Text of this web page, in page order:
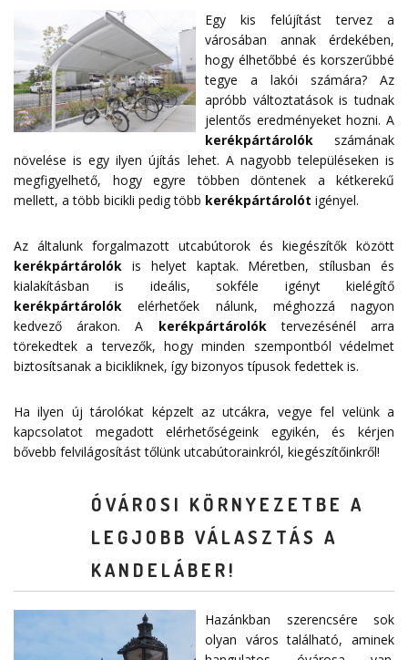
Egy kis felújítást tervez a
városában annak érdekében,
hogy élhetőbbé és korszerűbbé
tegye a lakói számára? Az
apróbb változtatások is tudnak
jelentős eredményeket hozni. A
kerékpártárolók számának
növelése is egy ilyen újítás lehet. A nagyobb településeken is
megfigyelhető, hogy egyre többen döntenek a kétkerekű
mellett, a több bicikli pedig több kerékpártárolót igényel.
Az általunk forgalmazott utcabútorok és kiegészítők között
kerékpártárolók is helyet kaptak. Méretben, stílusban és
kialakításban is ideális, sokféle igényt kielégítő
kerékpártárolók elérhetőek nálunk, méghozzá nagyon
kedvező árakon. A kerékpártárolóktervezésénél arra
törekedtek a tervezők, hogy minden szempontból védelmet
biztosítsanak a bicikliknek, így bizonyos típusok fedettek is.
Ha ilyen új tárolókat képzelt az utcákra, vegye fel velünk a
kapcsolatot megadottelérhetőségeink egyikén, és kérjen
bővebb felvilágosítást tőlünk utcabútorainkról, kiegészítőinkről!
ÓVÁROSI KÖRNYEZETBE A
LEGJOBB VÁLASZTÁS A
KANDELÁBER!
Hazánkban szerencsére sok
olyan város található, aminek